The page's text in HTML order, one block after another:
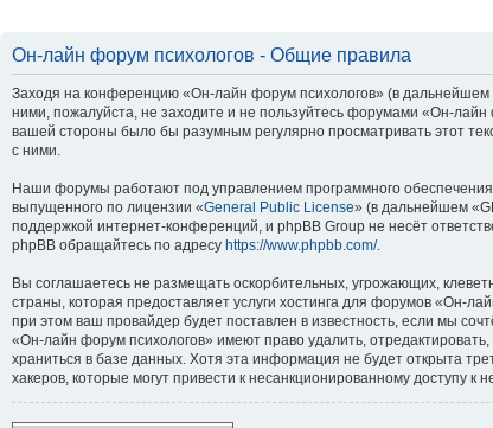
Он-лайн форум психологов - Общие правила
Заходя на конференцию «Он-лайн форум психологов» (в
ними, пожалуйста, не заходите и не пользуйтесь форумами «Он-
вашей стороны было бы разумным регулярно просматривать этот
с ними.
Наши форумы работают под управлением программного
выпущенного по лицензии «General Public License» (в дальнейшем
поддержкой интернет-конференций, и phpBB Group не несёт
phpBB обращайтесь по адресу https://www.phpbb.com/.
Вы соглашаетесь не размещать оскорбительных, угрожающих,
страны, которая предоставляет услуги хостинга для форумов «Он-
при этом ваш провайдер будет поставлен в известность, если мы
«Он-лайн форум психологов» имеют право удалить,
храниться в базе данных. Хотя эта информация не будет открыта
хакеров, которые могут привести к несанкционированному доступу к